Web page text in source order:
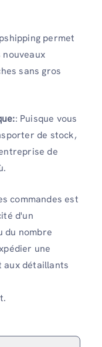
permet
sans gros
: Puisque vous
de stock,
de
commandes est
d'un
du nombre
une
aux détaillants